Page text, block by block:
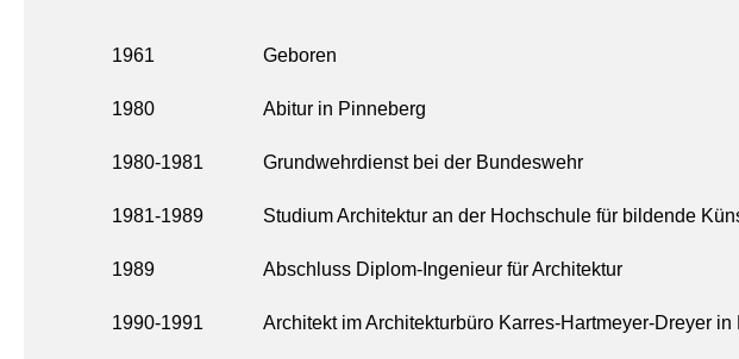
1961 Geboren
1980 Abitur in Pinneberg
1980-1981 Grundwehrdienst bei der Bundeswehr
1981-1989 Studium Architektur an der Hochschule für bildende
1989 Abschluss Diplom-Ingenieur für Architektur
1990-1991 Architekt im Architekturbüro Karres-Hartmeyer-Dreyer in